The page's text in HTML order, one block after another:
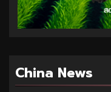
China News